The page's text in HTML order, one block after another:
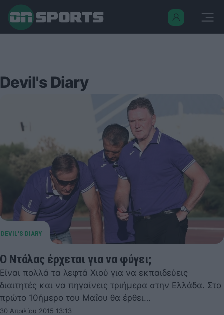
Devil's Diary
Ο Ντάλας έρχεται για να φύγει;
Είναι πολλά τα λεφτά Χιού για να εκπαιδεύεις
διαιτητές και να πηγαίνεις τριήμερα στην Ελλάδα. Στο
πρώτο 10ήμερο του Μαΐου θα έρθει…
30 Απριλίου 2015 13:13